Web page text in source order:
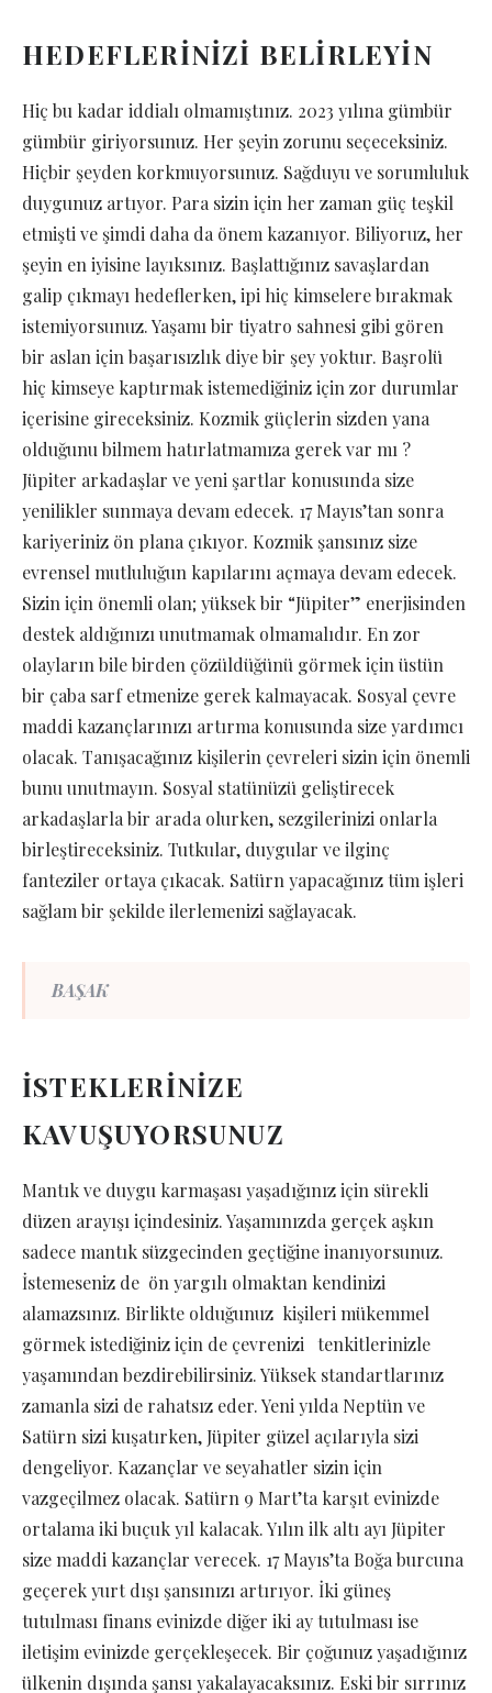
HEDEFLERİNİZİ BELİRLEYİN
Hiç bu kadar iddialı olmamıştınız. 2023 yılına gümbür
gümbür giriyorsunuz. Her şeyin zorunu seçeceksiniz.
Hiçbir şeyden korkmuyorsunuz. Sağduyu ve sorumluluk
duygunuz artıyor. Para sizin için her zaman güç teşkil
etmişti ve şimdi daha da önem kazanıyor. Biliyoruz, her
şeyin en iyisine layıksınız. Başlattığınız savaşlardan
galip çıkmayı hedeflerken, ipi hiç kimselere bırakmak
istemiyorsunuz. Yaşamı bir tiyatro sahnesi gibi gören
bir aslan için başarısızlık diye bir şey yoktur. Başrolü
hiç kimseye kaptırmak istemediğiniz için zor durumlar
içerisine gireceksiniz. Kozmik güçlerin sizden yana
olduğunu bilmem hatırlatmamıza gerek var mı ?
Jüpiter arkadaşlar ve yeni şartlar konusunda size
yenilikler sunmaya devam edecek. 17 Mayıs’tan sonra
kariyeriniz ön plana çıkıyor. Kozmik şansınız size
evrensel mutluluğun kapılarını açmaya devam edecek.
Sizin için önemli olan; yüksek bir “Jüpiter” enerjisinden
destek aldığınızı unutmamak olmamalıdır. En zor
olayların bile birden çözüldüğünü görmek için üstün
bir çaba sarf etmenize gerek kalmayacak. Sosyal çevre
maddi kazançlarınızı artırma konusunda size yardımcı
olacak. Tanışacağınız kişilerin çevreleri sizin için önemli
bunu unutmayın. Sosyal statünüzü geliştirecek
arkadaşlarla bir arada olurken, sezgilerinizi onlarla
birleştireceksiniz. Tutkular, duygular ve ilginç
fanteziler ortaya çıkacak. Satürn yapacağınız tüm işleri
sağlam bir şekilde ilerlemenizi sağlayacak.
BAŞAK
İSTEKLERİNİZE
KAVUŞUYORSUNUZ
Mantık ve duygu karmaşası yaşadığınız için sürekli
düzen arayışı içindesiniz. Yaşamınızda gerçek aşkın
sadece mantık süzgecinden geçtiğine inanıyorsunuz.
İstemeseniz de ön yargılı olmaktan kendinizi
alamazsınız. Birlikte olduğunuz kişileri mükemmel
görmek istediğiniz için de çevrenizi tenkitlerinizle
yaşamından bezdirebilirsiniz. Yüksek standartlarınız
zamanla sizi de rahatsız eder. Yeni yılda Neptün ve
Satürn sizi kuşatırken, Jüpiter güzel açılarıyla sizi
dengeliyor. Kazançlar ve seyahatler sizin için
vazgeçilmez olacak. Satürn 9 Mart’ta karşıt evinizde
ortalama iki buçuk yıl kalacak. Yılın ilk altı ayı Jüpiter
size maddi kazançlar verecek. 17 Mayıs’ta Boğa burcuna
geçerek yurt dışı şansınızı artırıyor. İki güneş
tutulması finans evinizde diğer iki ay tutulması ise
iletişim evinizde gerçekleşecek. Bir çoğunuz yaşadığınız
ülkenin dışında şansı yakalayacaksınız. Eski bir sırrınız